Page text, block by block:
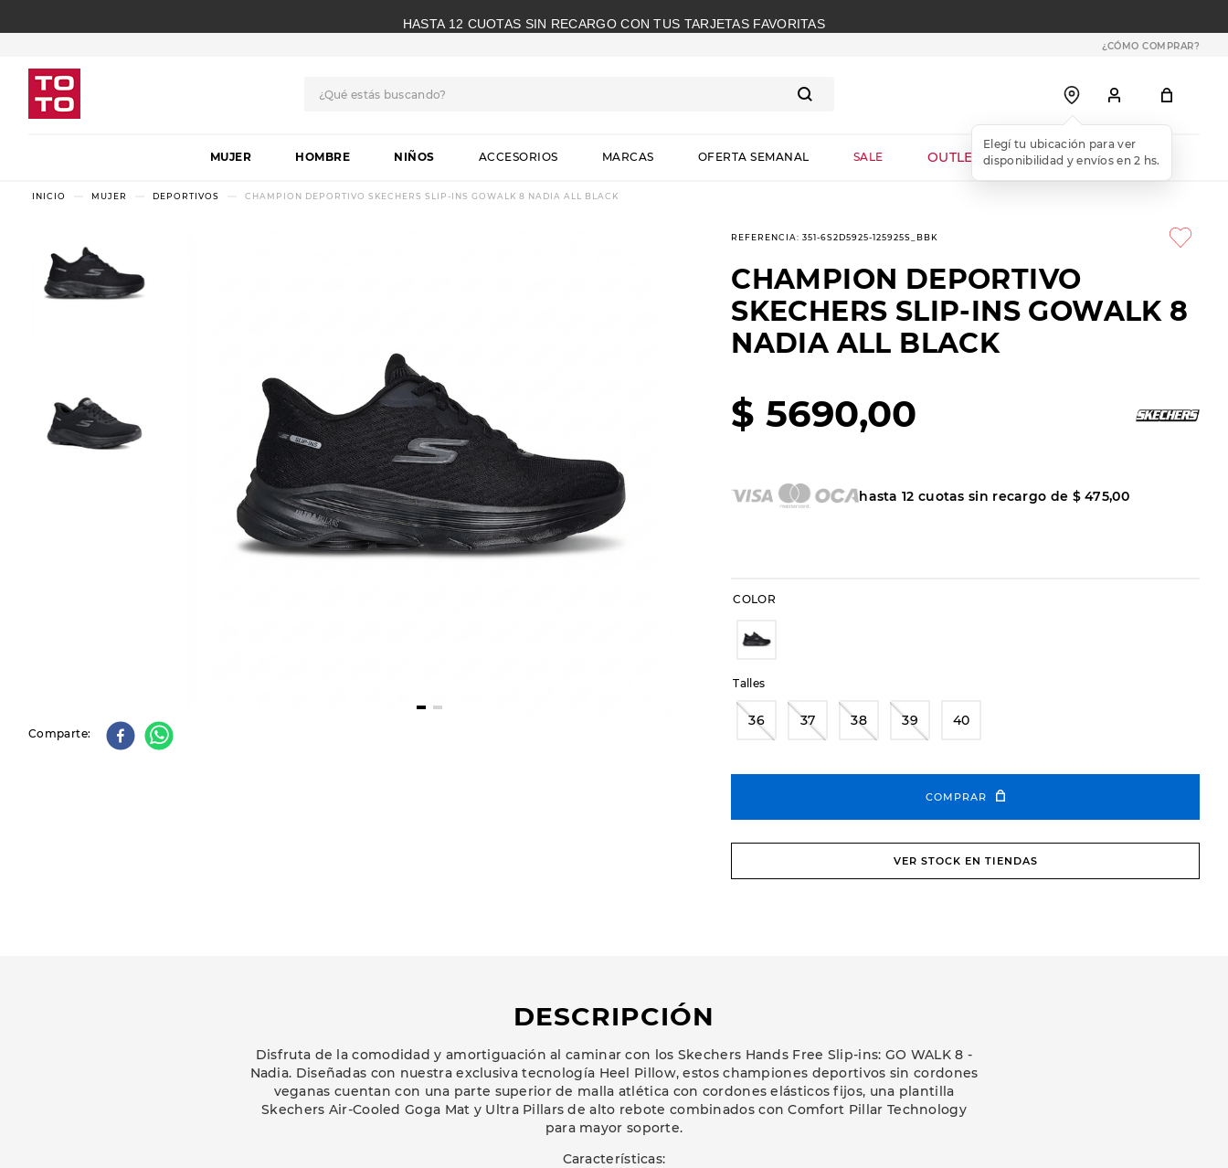
HASTA 12 CUOTAS SIN RECARGO CON TUS TARJETAS FAVORITAS
¿CÓMO COMPRAR?
MUJER HOMBRE NIÑOS ACCESORIOS MARCAS OFERTA SEMANAL SALE OUTLET WEB
MUJER DEPORTIVOS CHAMPION DEPORTIVO SKECHERS SLIP-INS GOWALK 8 NADIA ALL BLACK
Comparte
REFERENCIA:351-6S2D5925-125925S_BBK
CHAMPION DEPORTIVO
SKECHERS SLIP-INS GOWALK 8
NADIA ALL BLACK
$ 5690,00
hasta12 cuotas sin recargo de $ 475,00
COLOR
Talles
36 37 38 39 40
COMPRAR
VER STOCK EN TIENDAS
DESCRIPCIÓN
Disfruta de la comodidad y amortiguación al caminar con los Skechers Hands Free Slip-ins: GO WALK 8 -
Nadia. Diseñadas con nuestra exclusiva tecnología Heel Pillow, estos championes deportivos sin cordones
veganas cuentan con una parte superior de malla atlética con cordones elásticos fijos, una plantilla
Skechers Air-Cooled Goga Mat y Ultra Pillars de alto rebote combinados con Comfort Pillar Technology
para mayor soporte.
Características:
1.
botas
.
skechers
hitec
slip-ins
botas dama